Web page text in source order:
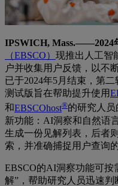
IPSWICH,
（EBSCO） 现推出人工智
户并收集用户反馈，以不
已于2024年5月结束，第
测试版旨在帮助提升使用
和EBSCOhost®的研究人
新功能：AI洞察和自然语
生成一份见解列表，后者
索，并准确捕捉用户查询的
EBSCO的AI洞察功能可按
解”，帮助研究人员迅速判